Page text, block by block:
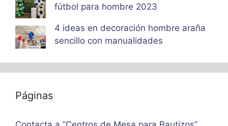
fútbol para hombre 2023
4 ideas en decoración hombre araña
sencillo con manualidades
Páginas